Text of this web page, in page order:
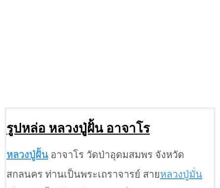
รูปหล่อ หลวงปู่ฝั้น อาจาโร
หลวงปู่ฝั้น อาจาโร วัดป่าอุดมสมพร จังหวัด
สกลนคร ท่านเป็นพระเถราจารย์ สายหลวงปู่มั่น